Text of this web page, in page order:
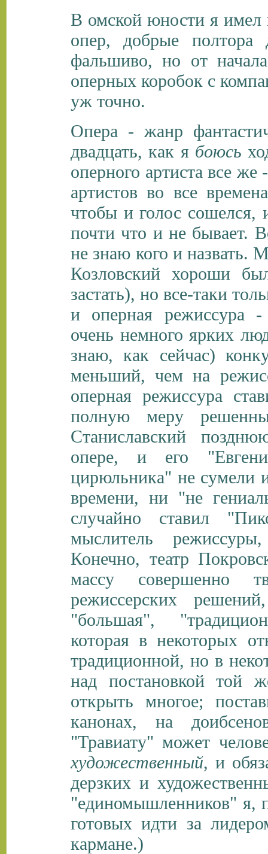
В омской юности я имел
опер, добрые полтора
фальшиво, но от
оперных коробок с
уж точно.
Опера - жанр
двадцать, как я боюсь
оперного артиста все
артистов во все
чтобы и голос сошелся,
почти что и не бывает.
не знаю кого и назвать.
Козловский хороши
застать), но все-таки
и оперная режиссура -
очень немного ярких
знаю, как сейчас)
меньший, чем на
оперная режиссура
полную меру
Станиславский
опере, и его
цирюльника" не сумели
времени, ни "не
случайно ставил
мыслитель
Конечно, театр
массу совершенно
режиссерских
"большая",
которая в некоторых
традиционной, но в
над постановкой
открыть многое;
канонах, на
"Травиату" может
художественный, и
дерзких и
"единомышленников" я,
готовых идти за
кармане.)